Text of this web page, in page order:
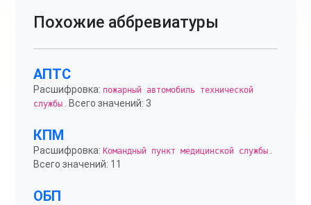
Похожие аббревиатуры
АПТС
Расшифровка: пожарный автомобиль технической
службы . Всего значений: 3
КПМ
Расшифровка: Командный пункт медицинской службы
Всего значений: 11
ОБП